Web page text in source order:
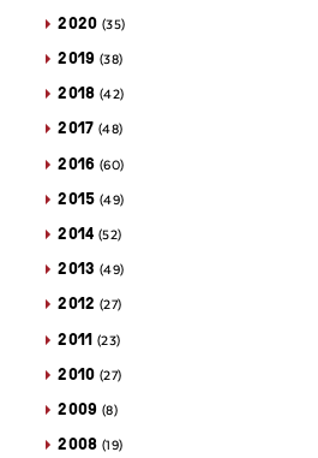
2020 (35)
2019 (38)
2018 (42)
2017 (48)
2016 (60)
2015 (49)
2014 (52)
2013 (49)
2012 (27)
2011 (23)
2010 (27)
2009 (8)
2008 (19)